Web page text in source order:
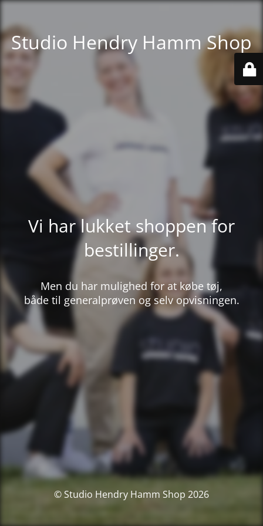
Studio Hendry Hamm Shop
Vi har lukket shoppen for
bestillinger.
Men du har mulighed for at købe tøj,
både til generalprøven og selv opvisningen.
© Studio Hendry Hamm Shop 2026